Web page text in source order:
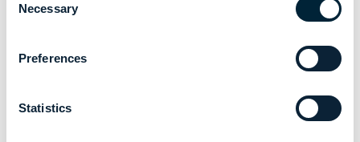
Selection
Necessary
Preferences
Statistics